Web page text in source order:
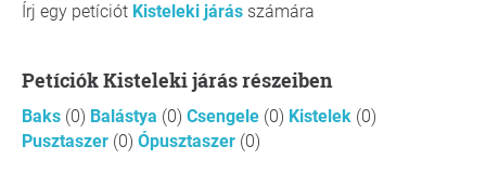
Írj egy petíciót Kisteleki járás számára
Petíciók Kisteleki járás részeiben
Baks (0) Balástya (0) Csengele (0) Kistelek (0)
Pusztaszer (0) Ópusztaszer (0)